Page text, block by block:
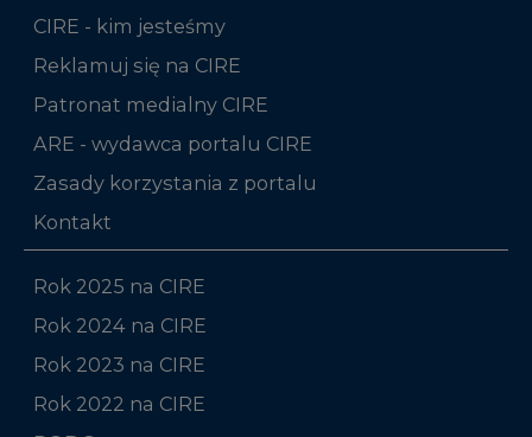
CIRE - kim jesteśmy
Reklamuj się na CIRE
Patronat medialny CIRE
ARE - wydawca portalu CIRE
Zasady korzystania z portalu
Kontakt
Rok 2025 na CIRE
Rok 2024 na CIRE
Rok 2023 na CIRE
Rok 2022 na CIRE